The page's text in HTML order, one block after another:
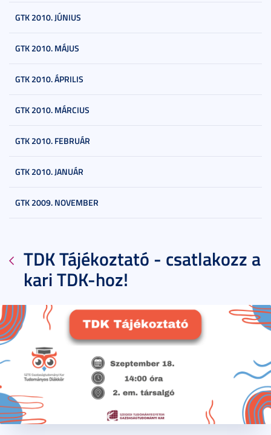
GTK 2010. JÚNIUS
GTK 2010. MÁJUS
GTK 2010. ÁPRILIS
GTK 2010. MÁRCIUS
GTK 2010. FEBRUÁR
GTK 2010. JANUÁR
GTK 2009. NOVEMBER
TDK Tájékoztató - csatlakozz a
kari TDK-hoz!